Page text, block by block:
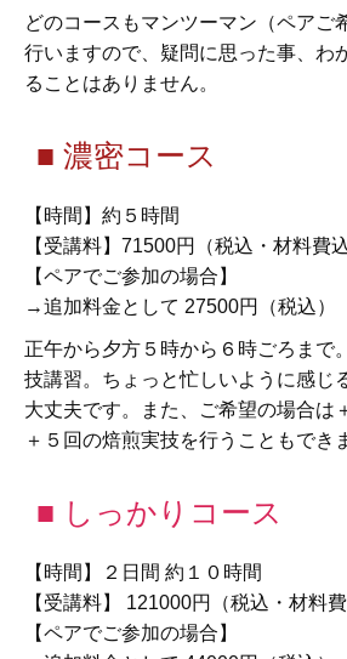
どのコースもマンツーマン（ペアご
行いますので、疑問に思った事、わ
ることはありません。
■ 濃密コース
【時間】約５時間
【受講料】71500円（税込・材料費込
【ペアでご参加の場合】
→追加料金として 27500円（税込）
正午から夕方５時から６時ごろまで
技講習。ちょっと忙しいように感じ
大丈夫です。また、ご希望の場合は
＋５回の焙煎実技を行うこともでき
■ しっかりコース
【時間】２日間 約１０時間
【受講料】 121000円（税込・材料費
【ペアでご参加の場合】